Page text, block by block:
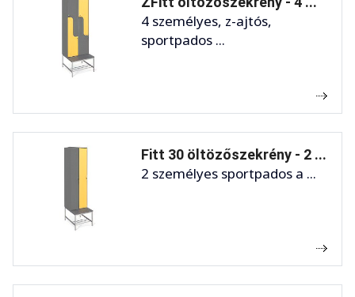
4 személyes, z-ajtós,
sportpados ...
Fitt 30 öltözőszekrény - 2 ...
2 személyes sportpados a ...